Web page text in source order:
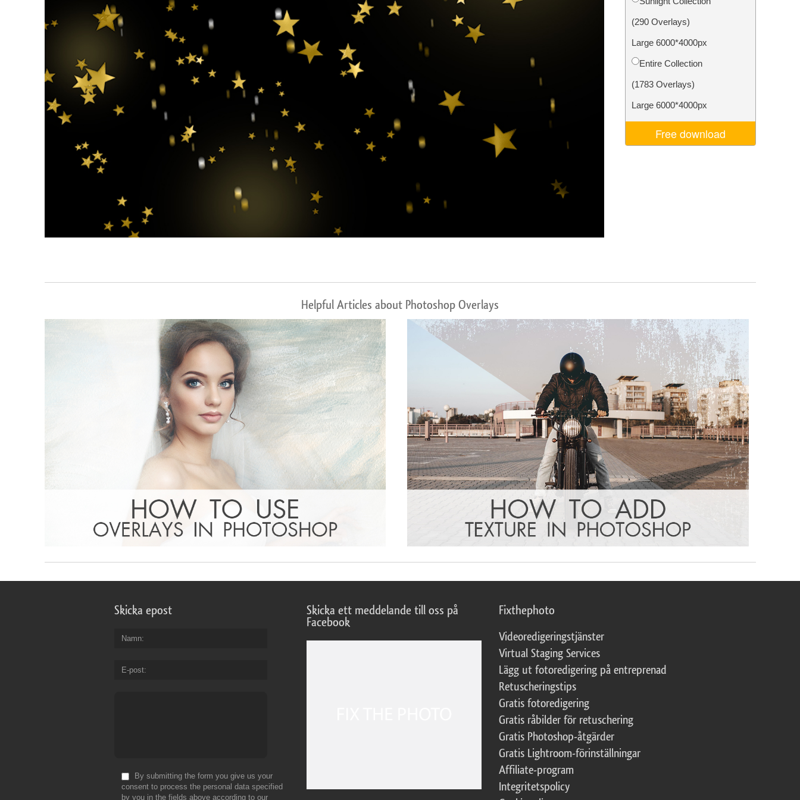
Produktfotoredigering Fotoredigering av smycken
(290 Overlays)
Large 6000*4000px
Entire Collection
(1783 Overlays)
Large 6000*4000px
Free download
Helpful Articles about Photoshop Overlays
Skicka epost
Namn
E-post
By submitting the form you give us your
consent to process the personal data specified
by you in the fields above according to our
Skicka ett meddelande till oss på
Facebook
Fixthephoto
Videoredigeringstjänster
Virtual Staging Services
Lägg ut fotoredigering på entreprenad
Retuscheringstips
Gratis fotoredigering
Gratis råbilder för retuschering
Gratis Photoshop-åtgärder
Gratis Lightroom-förinställningar
Affiliate-program
Integritetspolicy